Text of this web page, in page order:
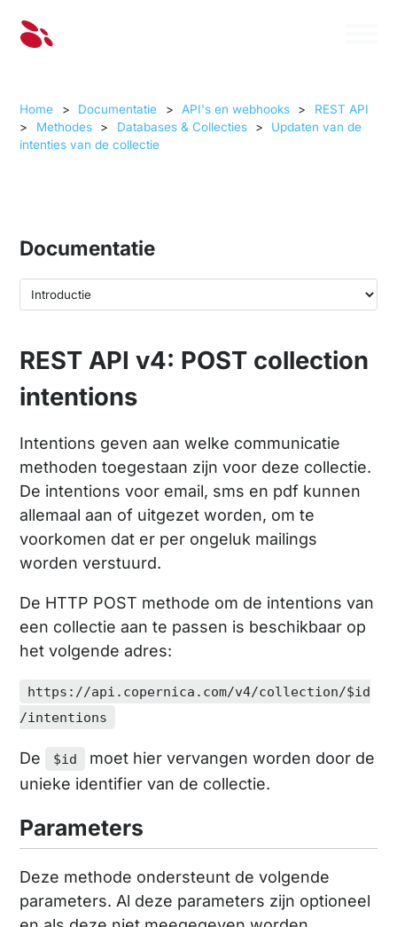
Home > Documentatie > API's en webhooks >
REST API
>
Methodes > Databases & Collecties >
Updaten van de
intenties van de collectie
Documentatie
REST API v4: POST collection
intentions
Intentions geven aan welke communicatie
methoden toegestaan zijn voor deze collectie.
De intentions voor email, sms en pdf kunnen
allemaal aan of uitgezet worden, om te
voorkomen dat er per ongeluk mailings
worden verstuurd.
De HTTP POST methode om de intentions van
een collectie aan te passen is beschikbaar op
het volgende adres:
https://api.copernica.com/v4/collection/$id
/intentions
De $id
moet hier vervangen worden door de
unieke identifier van de collectie.
Parameters
Deze methode ondersteunt de volgende
parameters. Al deze parameters zijn optioneel